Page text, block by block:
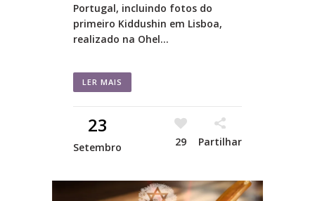
Portugal, incluindo fotos do
primeiro Kiddushin em Lisboa,
realizado na Ohel...
LER MAIS
23
Setembro 29 Partilhar